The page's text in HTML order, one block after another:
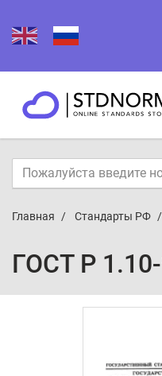
Главная Стандарты РФ
ГОСТ Р